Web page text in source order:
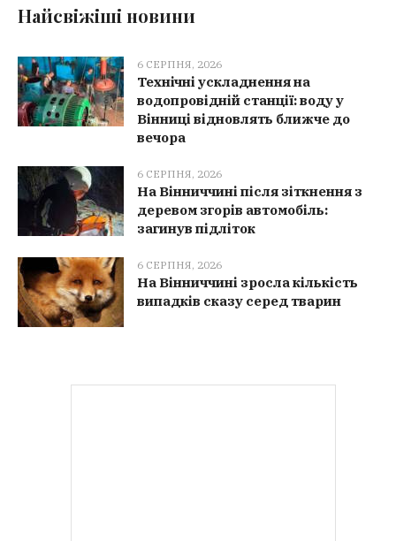
Найсвіжіші новини
6 СЕРПНЯ, 2026
Технічні ускладнення на
водопровідній станції: воду у
Вінниці відновлять ближче до
вечора
6 СЕРПНЯ, 2026
На Вінниччині після зіткнення з
деревом згорів автомобіль:
загинув підліток
6 СЕРПНЯ, 2026
На Вінниччині зросла кількість
випадків сказу серед тварин